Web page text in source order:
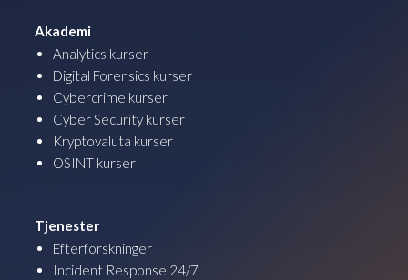
Akademi
Analytics kurser
Digital Forensics kurser
Cybercrime kurser
Cyber Security kurser
Kryptovaluta kurser
OSINT kurser
Tjenester
Efterforskninger
Incident Response 24/7